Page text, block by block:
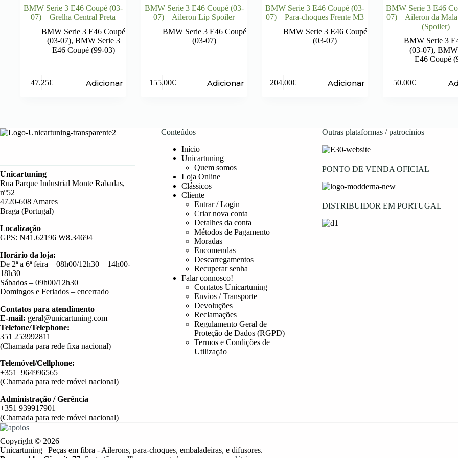
BMW Serie 3 E46 Coupé (03-
07) – Grelha Central Preta
BMW Serie 3 E46 Coupé
(03-07), BMW Serie 3
E46 Coupé (99-03)
47.25€ Adicionar
BMW Serie 3 E46 Coupé (03-
07) – Aileron Lip Spoiler
BMW Serie 3 E46 Coupé
(03-07)
155.00€ Adicionar
BMW Serie 3 E46 Coupé (03-
07) – Para-choques Frente M3
BMW Serie 3 E46 Coupé
(03-07)
204.00€ Adicionar
BMW Serie 3 E46
07) – Aileron da
(Spoiler)
BMW Serie 3
(03-07), BMW
E46 Coupé
50.00€
Unicartuning
Rua Parque Industrial Monte Rabadas,
nº52
4720-608 Amares
Braga (Portugal)
Localização
GPS: N41.62196 W8.34694
Horário da loja:
De 2ª a 6ª feira – 08h00/12h30 – 14h00-
18h30
Sábados – 09h00/12h30
Domingos e Feriados – encerrado
Contatos para atendimento
E-mail: geral@unicartuning.com
Telefone/Telephone:
351 253992811
(Chamada para rede fixa nacional)
Telemóvel/Cellphone:
+351 964996565
(Chamada para rede móvel nacional)
Administração / Gerência
+351 939917901
(Chamada para rede móvel nacional)
Conteúdos
Início
Unicartuning
Quem somos
Loja Online
Clássicos
Cliente
Entrar / Login
Criar nova conta
Detalhes da conta
Métodos de Pagamento
Moradas
Encomendas
Descarregamentos
Recuperar senha
Falar connosco!
Contatos Unicartuning
Envios / Transporte
Devoluções
Reclamações
Regulamento Geral de
Proteção de Dados (RGPD)
Termos e Condições de
Utilização
Outras plataformas / patrocínios
PONTO DE VENDA OFICIAL
DISTRIBUIDOR EM PORTUGAL
Copyright © 2026
Unicartuning | Peças em fibra - Ailerons, para-choques, embaladeiras, e difusores.